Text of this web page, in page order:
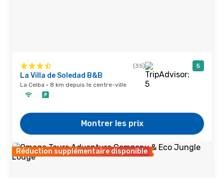
(35) 5
La Villa de Soledad B&B
La Ceiba · 8 km depuis le centre-ville
Montrer les prix
Réduction supplémentaire disponible